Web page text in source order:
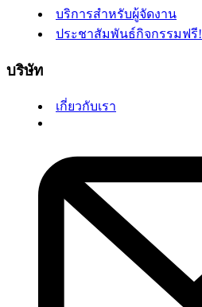
บริการสำหรับผู้จัดงาน
ประชาสัมพันธ์กิจกรรมฟรี!
บริษัท
เกี่ยวกับเรา